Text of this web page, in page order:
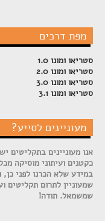
מפת דרכים
סטריאו ומונו 1.0
סטריאו ומונו 2.0
סטריאו ומונו 3.0
סטריאו ומונו 3.1
מעוניינים לסייע?
אנו מעוניינים בתקליטים
כקטנים ועיתוני מוסיקה
במידע שלא הכרנו לפני
שמעוניין לתרום תקליטים
שמשמאל. תודה!